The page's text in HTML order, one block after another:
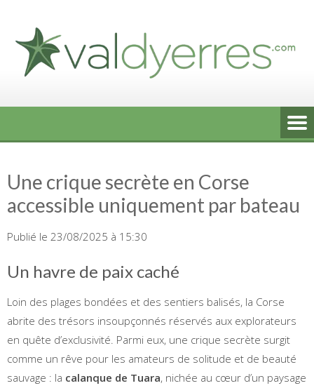
content
Une crique secrète en Corse
accessible uniquement par bateau
Publié le 23/08/2025 à 15:30
Un havre de paix caché
Loin des plages bondées et des sentiers balisés, la Corse
abrite des trésors insoupçonnés réservés aux explorateurs
en quête d’exclusivité. Parmi eux, une crique secrète surgit
comme un rêve pour les amateurs de solitude et de beauté
sauvage : la calanque de Tuara, nichée au cœur d’un paysage